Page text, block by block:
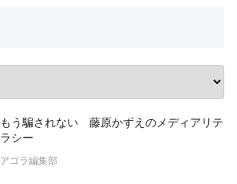
もう騙されない 藤原かずえのメディアリテ
ラシー
アゴラ編集部